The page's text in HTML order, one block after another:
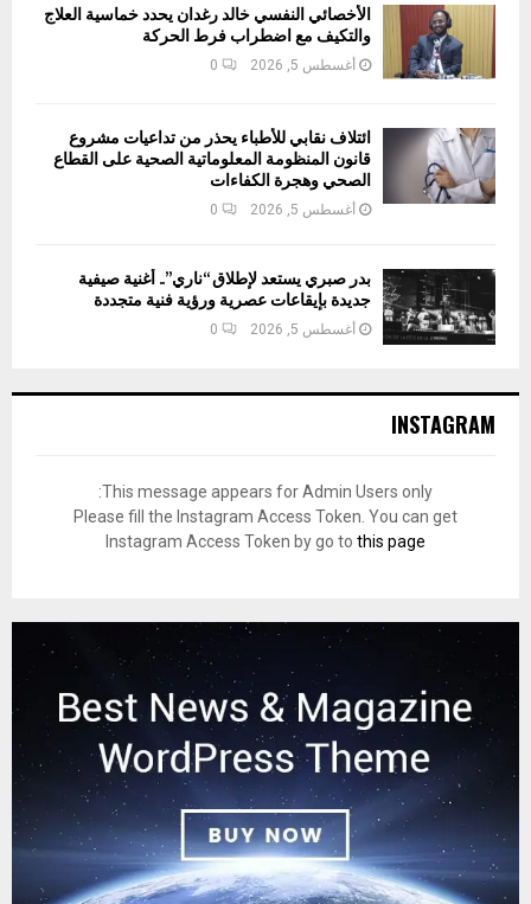
الأخصائي النفسي خالد رغدان يحدد خماسية العلاج
والتكيف مع اضطراب فرط الحركة
أغسطس 5, 2026 0
ائتلاف نقابي للأطباء يحذر من تداعيات مشروع
قانون المنظومة المعلوماتية الصحية على القطاع
الصحي وهجرة الكفاءات
أغسطس 5, 2026 0
بدر صبري يستعد لإطلاق “ناري”.. أغنية صيفية
جديدة بإيقاعات عصرية ورؤية فنية متجددة
أغسطس 5, 2026 0
INSTAGRAM
This message appears for Admin Users only:
Please fill the Instagram Access Token. You can get
Instagram Access Token by go to this page